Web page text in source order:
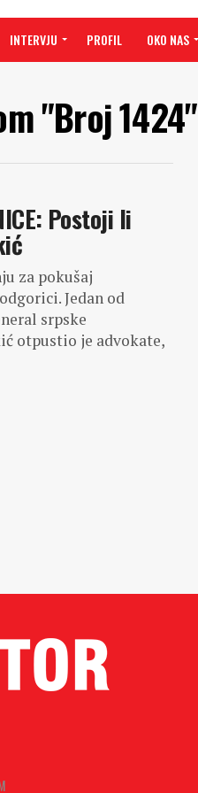
INTERVJU PROFIL OKO NAS
"Broj 1424"
Postoji li
za pokušaj
Jedan od
srpske
otpustio je advokate,